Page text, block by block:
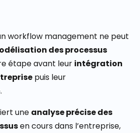
workflow management ne peut
des processus
étape avant leur intégration
puis leur
.
une analyse précise des
en cours dans l’entreprise,